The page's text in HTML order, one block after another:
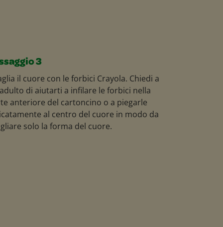
3
il cuore con le forbici Crayola. Chiedi a
di aiutarti a infilare le forbici nella
anteriore del cartoncino o a piegarle
al centro del cuore in modo da
solo la forma del cuore.